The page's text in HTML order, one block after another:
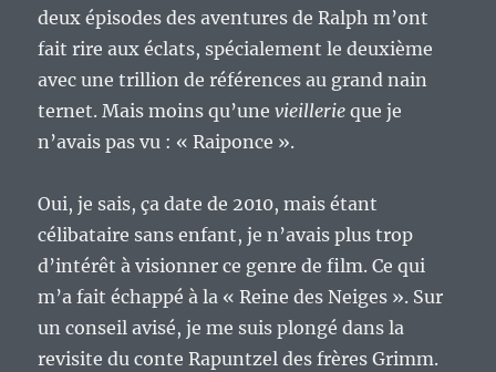
deux épisodes des aventures de Ralph m’ont
fait rire aux éclats, spécialement le deuxième
avec une trillion de références au grand nain
ternet. Mais moins qu’unevieillerie que je
n’avais pas vu : « Raiponce ».
Oui, je sais, ça date de 2010, mais étant
célibataire sans enfant, je n’avais plus trop
d’intérêt à visionner ce genre de film. Ce qui
m’a fait échappé à la « Reine des Neiges ». Sur
un conseil avisé, je me suis plongé dans la
revisite du conte Rapuntzel des frères Grimm.